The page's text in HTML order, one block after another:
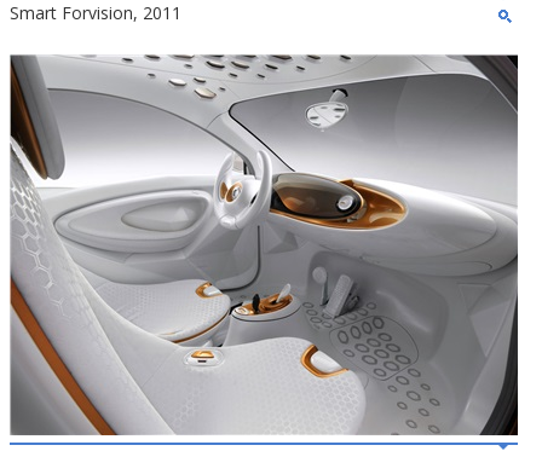
Smart Forvision, 2011